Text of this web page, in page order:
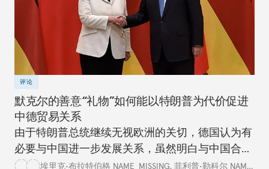
评论
默克尔的善意“礼物”如何能以特朗普为代价促进
中德贸易关系
由于特朗普总统继续无视欧洲的关切，德国认为有
必要与中国进一步发展关系，虽然明白与中国合作
存在各种隐患和局限。
埃里克•布拉特伯格 NAME_MISSING, 菲利普•勒科尔 NAME_MISSING